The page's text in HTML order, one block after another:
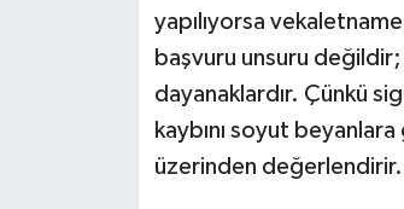
yapılıyorsa
başvuru unsuru
dayanaklardır. Çünkü
kaybını soyut
üzerinden değerlendirir.